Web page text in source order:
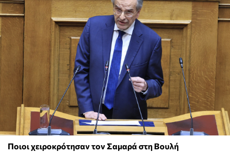
Ποιοι χειροκρότησαν τον Σαμαρά στη Βουλή